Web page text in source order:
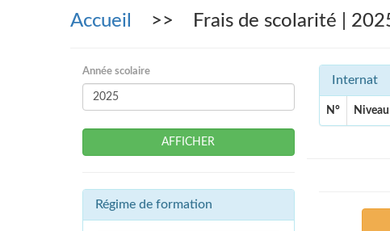
Accueil >> Frais de scolarité |
Année scolaire
AFFICHER
Régime de formation
Internat
N° Niveau